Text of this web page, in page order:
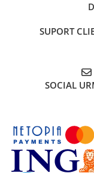
Baterii UPS
Servere, Storage &
Servere NAS
HDD enterprise
DAS (Direct
SUPORT
SOCIAL